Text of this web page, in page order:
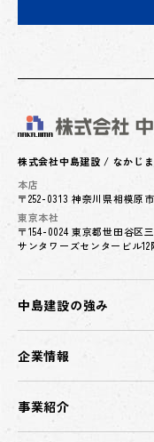
株式会社中島建設 / なかじ
本店
〒252-0313 神奈川県相模原
東京本社
〒154-0024 東京都世田谷区
サンタワーズセンタービル12
中島建設の強み
企業情報
事業紹介